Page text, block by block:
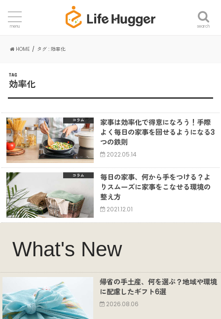
search
menu
HOME タグ : 効率化
TAG
効率化
コラム
家事は効率化で得意になろう！手際
よく毎日の家事を回せるようになる3
つの鉄則
2022.05.14
コラム
毎日の家事、何から手をつける？よ
りスムーズに家事をこなせる環境の
整え方
2021.12.01
What's New
帰省の手土産、何を選ぶ？地域や環境
に配慮したギフト6選
2026.08.06